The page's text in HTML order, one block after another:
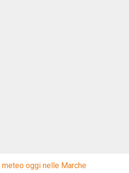
meteo oggi nelle Marche